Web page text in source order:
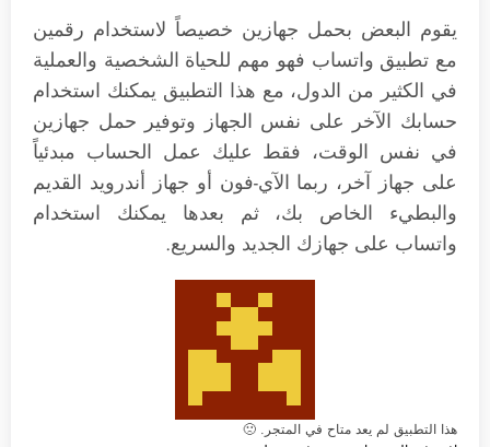
يقوم البعض بحمل جهازين خصيصاً لاستخدام رقمين
مع تطبيق واتساب فهو مهم للحياة الشخصية والعملية
في الكثير من الدول، مع هذا التطبيق يمكنك استخدام
حسابك الآخر على نفس الجهاز وتوفير حمل جهازين
في نفس الوقت، فقط عليك عمل الحساب مبدئياً
على جهاز آخر، ربما الآي-فون أو جهاز أندرويد القديم
والبطيء الخاص بك، ثم بعدها يمكنك استخدام
واتساب على جهازك الجديد والسريع.
هذا التطبيق لم يعد متاح في المتجر. 🙁